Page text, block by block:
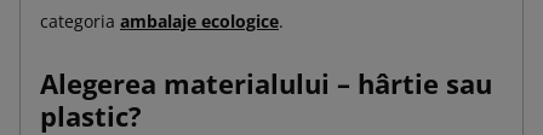
categoria ambalaje ecologice.
Alegerea materialului – hârtie sau
plastic?